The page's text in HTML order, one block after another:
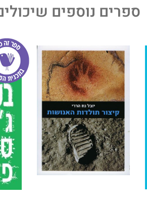
ספרים נוספים